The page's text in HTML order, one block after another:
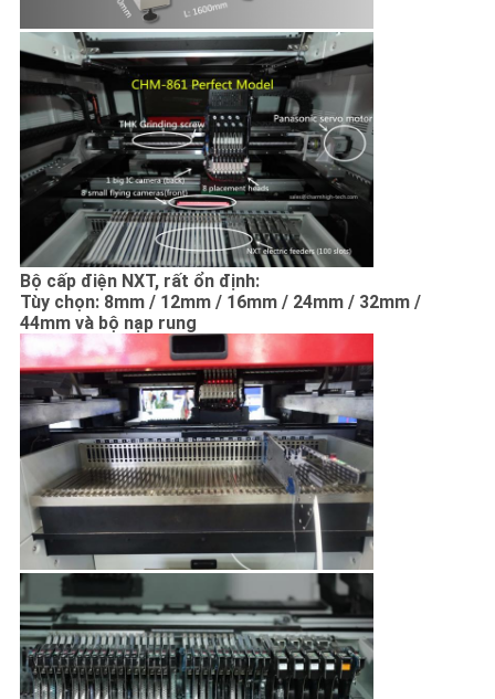
Bộ cấp điện NXT, rất ổn định:
Tùy chọn: 8mm / 12mm / 16mm / 24mm / 32mm /
44mm và bộ nạp rung